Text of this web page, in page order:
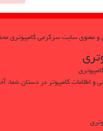
اطلاعات کامپیوتر در دستان شما،